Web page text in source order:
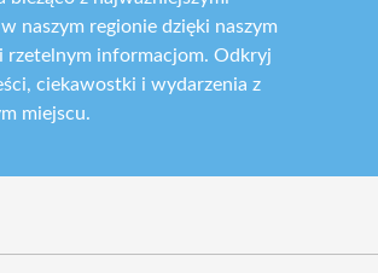
naszym regionie dzięki naszym
rzetelnym informacjom. Odkryj
ciekawostki i wydarzenia z
miejscu.